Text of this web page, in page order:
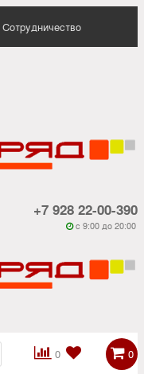
Сотрудничество
+7 928 22-00-390
 c 9:00 до 20:00
0

 0